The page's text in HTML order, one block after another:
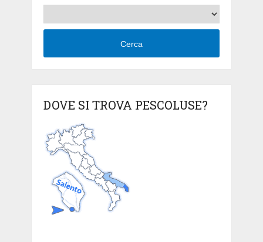
Cerca
DOVE SI TROVA PESCOLUSE?